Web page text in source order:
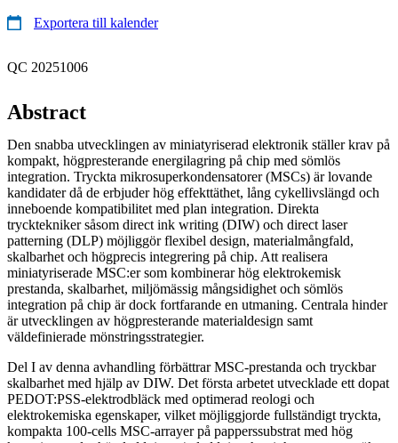
Exportera till kalender
QC 20251006
Abstract
Den snabba utvecklingen av miniatyriserad elektronik ställer krav på
kompakt, högpresterande energilagring på chip med sömlös
integration. Tryckta mikrosuperkondensatorer (MSCs) är lovande
kandidater då de erbjuder hög effekttäthet, lång cykellivslängd och
inneboende kompatibilitet med plan integration. Direkta
trycktekniker såsom direct ink writing (DIW) och direct laser
patterning (DLP) möjliggör flexibel design, materialmångfald,
skalbarhet och högprecis integrering på chip. Att realisera
miniatyriserade MSC:er som kombinerar hög elektrokemisk
prestanda, skalbarhet, miljömässig mångsidighet och sömlös
integration på chip är dock fortfarande en utmaning. Centrala hinder
är utvecklingen av högpresterande materialdesign samt
väldefinierade mönstringsstrategier.
Del I av denna avhandling förbättrar MSC-prestanda och tryckbar
skalbarhet med hjälp av DIW. Det första arbetet utvecklade ett dopat
PEDOT:PSS-elektrodbläck med optimerad reologi och
elektrokemiska egenskaper, vilket möjliggjorde fullständigt tryckta,
kompakta 100-cells MSC-arrayer på papperssubstrat med hög